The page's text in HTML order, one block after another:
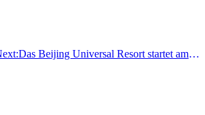
Next:Das Beijing Universal Resort startet am 23. Januar sein 40-tägiges Universal Chinese New Year Event.